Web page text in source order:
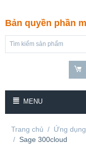
Bản quyền phần
MENU
Trang chủ / Ứng
/ Sage 300cloud